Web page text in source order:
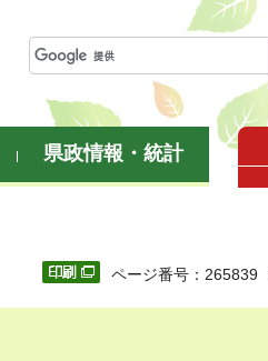
県政情報・統計
ページ番号：265839